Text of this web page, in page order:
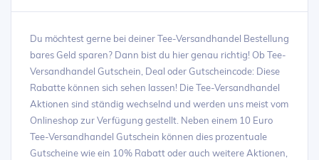
Du möchtest gerne bei deiner Tee-Versandhandel Bestellung
bares Geld sparen? Dann bist du hier genau richtig! Ob Tee-
Versandhandel Gutschein, Deal oder Gutscheincode: Diese
Rabatte können sich sehen lassen! Die Tee-Versandhandel
Aktionen sind ständig wechselnd und werden uns meist vom
Onlineshop zur Verfügung gestellt. Neben einem 10 Euro
Tee-Versandhandel Gutschein können dies prozentuale
Gutscheine wie ein 10% Rabatt oder auch weitere Aktionen,